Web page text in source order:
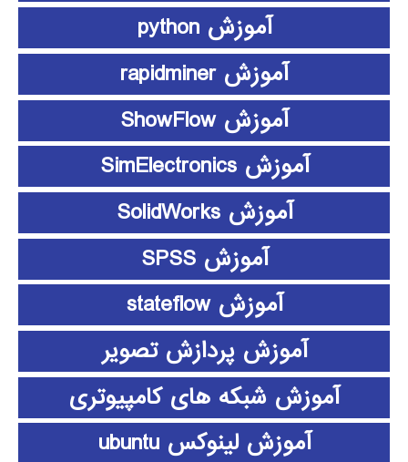
آموزش python
آموزش rapidminer
آموزش ShowFlow
آموزش SimElectronics
آموزش SolidWorks
آموزش SPSS
آموزش stateflow
آموزش پردازش تصویر
آموزش شبکه های کامپیوتری
آموزش لینوکس ubuntu